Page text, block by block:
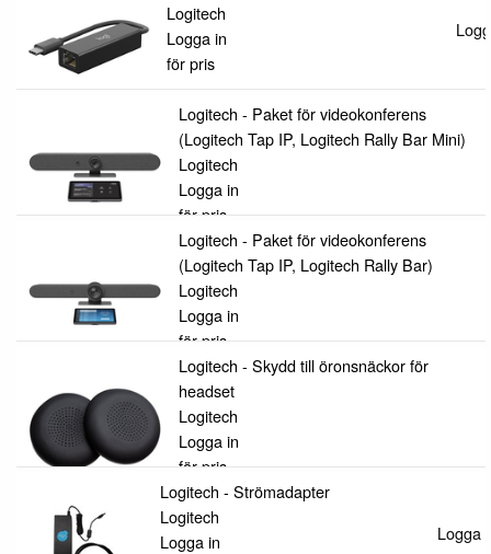
Logitech
Logga in
för pris
Logitech - Paket för videokonferens
(Logitech Tap IP, Logitech Rally Bar Mini)
Logitech
Logga in
för pris
Logitech - Paket för videokonferens
(Logitech Tap IP, Logitech Rally Bar)
Logitech
Logga in
för pris
Logitech - Skydd till öronsnäckor för
headset
Logitech
Logga in
för pris
Logitech - Strömadapter
Logitech
Logga in
Logga